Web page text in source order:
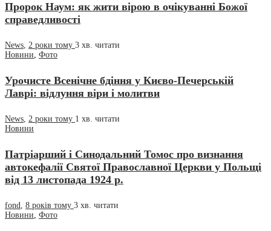
Пророк Наум: як жити вірою в очікуванні Божої
справедливості
News, 2 роки тому 3 хв. читати
Новини, Фото
Урочисте Всенічне бдіння у Києво-Печерській
Лаврі: відлуння віри і молитви
News 2 роки тому 1 хв. читати
Новини
Патріарший і Синодальний Томос про визнання
автокефалії Святої Православної Церкви у Польщі
від 13 листопада 1924 р.
fond 8 років тому 3 хв. читати
Новини Фото